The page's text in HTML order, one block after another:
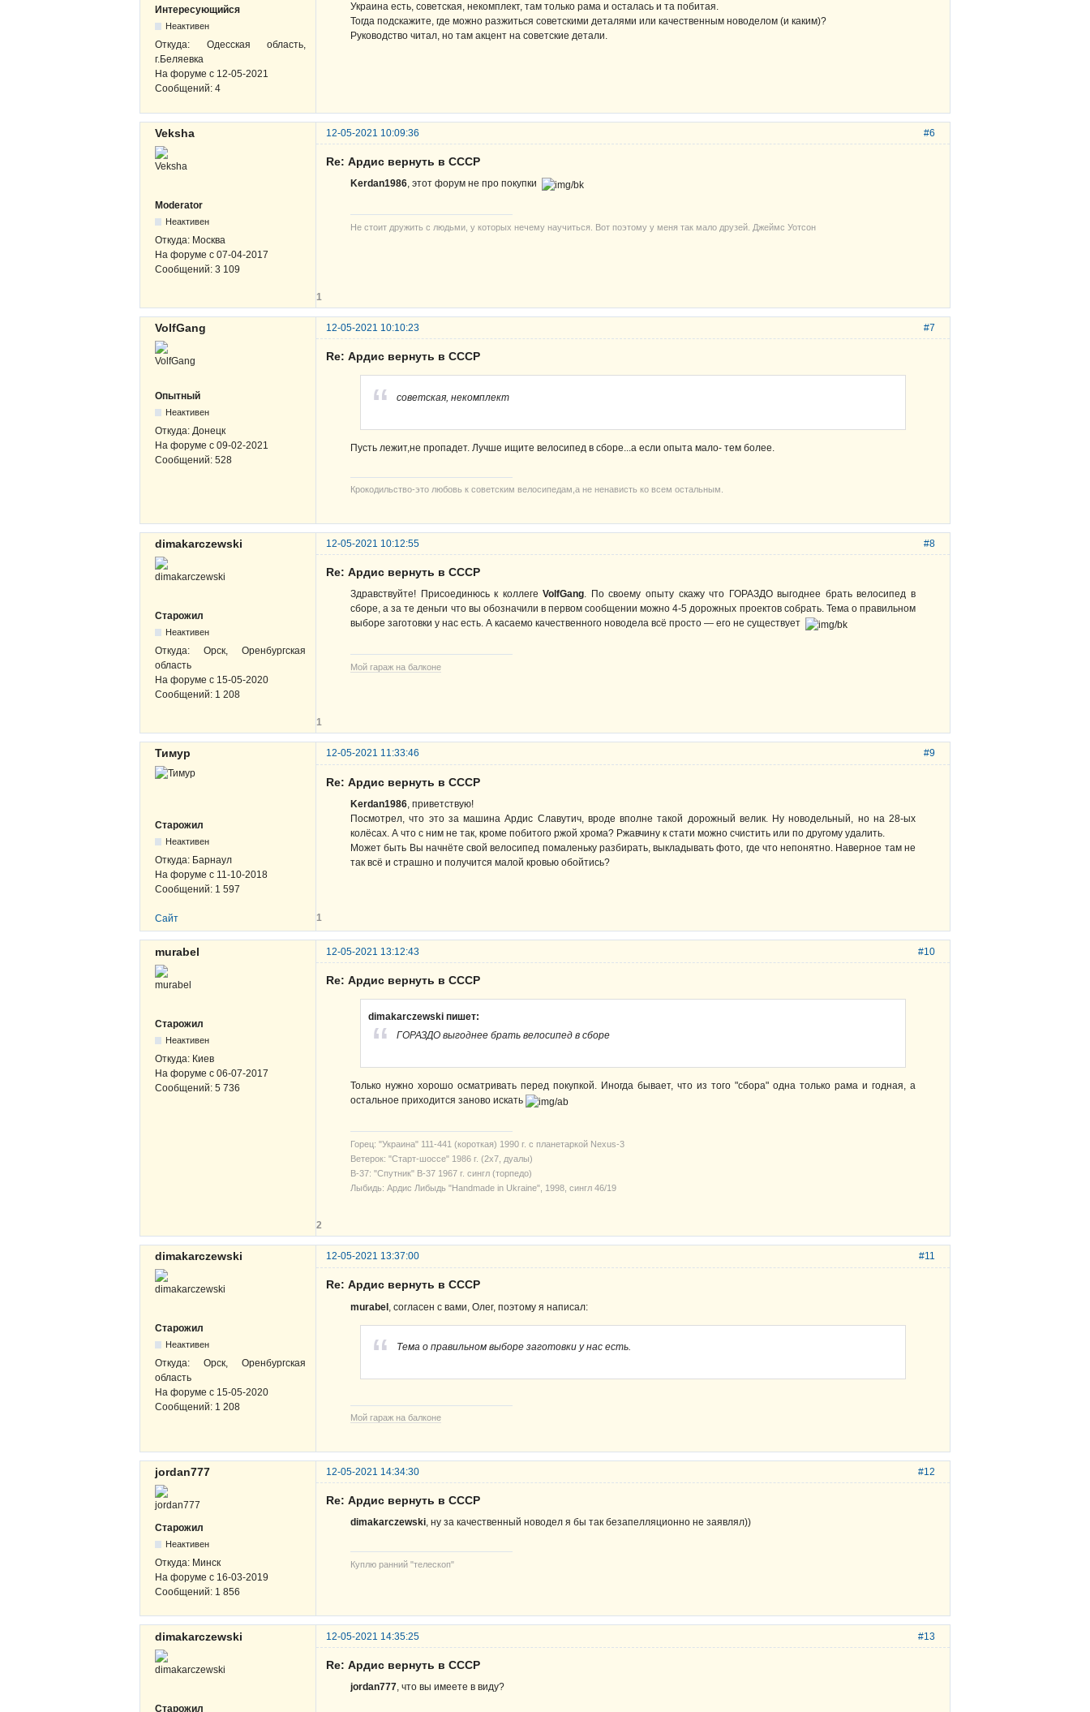
Интересующийся
Неактивен
Откуда: Одесская область,
г.Беляевка
На форуме с 12-05-2021
Сообщений: 4
Украина есть, советская, некомплект, там только рама и осталась и та побитая.
Тогда подскажите, где можно разжиться советскими деталями или качественным новоделом (и каким)?
Руководство читал, но там акцент на советские детали.
#6
Veksha 12-05-2021 10:09:36
Moderator
Неактивен
Откуда: Москва
На форуме с 07-04-2017
Сообщений: 3 109
Re: Ардис вернуть в СССР
Kerdan1986, этот форум не про покупки
Не стоит дружить с людьми, у которых нечему научиться. Вот поэтому у меня так мало друзей. Джеймс Уотсон
1
#7
VolfGang 12-05-2021 10:10:23
Опытный
Неактивен
Откуда: Донецк
На форуме с 09-02-2021
Сообщений: 528
Re: Ардис вернуть в СССР
советская, некомплект
Пусть лежит,не пропадет. Лучше ищите велосипед в сборе...а если опыта мало- тем более.
Крокодильство-это любовь к советским велосипедам,а не ненависть ко всем остальным.
#8
dimakarczewski 12-05-2021 10:12:55
Старожил
Неактивен
Откуда: Орск, Оренбургская
область
На форуме с 15-05-2020
Сообщений: 1 208
Re: Ардис вернуть в СССР
Здравствуйте! Присоединюсь к коллегеVolfGang. По своему опыту скажу что ГОРАЗДО выгоднее брать велосипед в
сборе, а за те деньги что вы обозначили в первом сообщении можно 4-5 дорожных проектов собрать. Тема о правильном
выборе заготовки у нас есть. А касаемо качественного новодела всё просто — его не существует
Мой гараж на балконе
1
#9
Тимур 12-05-2021 11:33:46
Старожил
Неактивен
Откуда: Барнаул
На форуме с 11-10-2018
Сообщений: 1 597
Re: Ардис вернуть в СССР
Kerdan1986 , приветствую!
Посмотрел, что это за машина Ардис Славутич, вроде вполне такой дорожный велик. Ну новодельный, но на 28-ых
колёсах. А что с ним не так, кроме побитого ржой хрома? Ржавчину к стати можно счистить или по другому удалить.
Может быть Вы начнёте свой велосипед помаленьку разбирать, выкладывать фото, где что непонятно. Наверное там не
так всё и страшно и получится малой кровью обойтись?
Сайт 1
#10
murabel 12-05-2021 13:12:43
Старожил
Неактивен
Откуда: Киев
На форуме с 06-07-2017
Сообщений: 5 736
Re: Ардис вернуть в СССР
dimakarczewski пишет:
ГОРАЗДО выгоднее брать велосипед в сборе
Только нужно хорошо осматривать перед покупкой. Иногда бывает, что из того "сбора" одна только рама и годная, а
остальное приходится заново искать
Горец: "Украина" 111-441 (короткая) 1990 г. с планетаркой Nexus-3
Ветерок: "Старт-шоссе" 1986 г. (2х7, дуалы)
В-37: "Спутник" В-37 1967 г. сингл (торпедо)
Лыбидь: Ардис Либыдь "Handmade in Ukraine", 1998, сингл 46/19
2
#11
dimakarczewski 12-05-2021 13:37:00
Старожил
Неактивен
Откуда: Орск, Оренбургская
область
На форуме с 15-05-2020
Сообщений: 1 208
Re: Ардис вернуть в СССР
murabel , согласен с вами, Олег, поэтому я написал:
Тема о правильном выборе заготовки у нас есть.
Мой гараж на балконе
#12
jordan777 12-05-2021 14:34:30
Старожил
Неактивен
Откуда: Минск
На форуме с 16-03-2019
Сообщений: 1 856
Re: Ардис вернуть в СССР
dimakarczewski, ну за качественный новодел я бы так безапелляционно не заявлял))
Куплю ранний "телескоп"
#13
dimakarczewski 12-05-2021 14:35:25
Старожил
Re: Ардис вернуть в СССР
jordan777, что вы имеете в виду?